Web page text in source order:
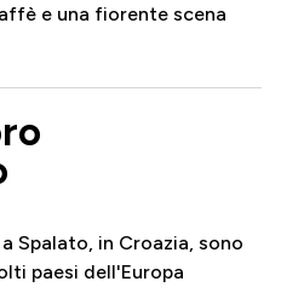
e una fiorente scena
Spalato, in Croazia, sono
paesi dell'Europa